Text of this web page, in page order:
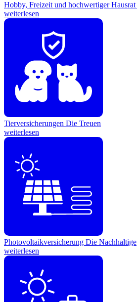
Hobby, Freizeit und hochwertiger Hausrat
weiterlesen
Tierversicherungen Die Treuen
weiterlesen
Photovoltaikversicherung Die Nachhaltige
weiterlesen